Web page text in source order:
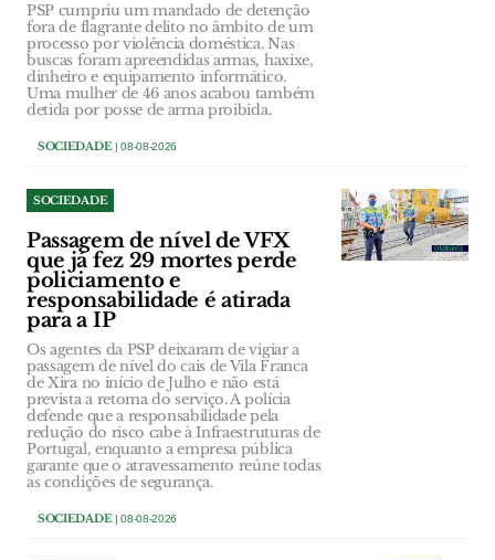
PSP cumpriu um mandado de detenção
fora de flagrante delito no âmbito de um
processo por violência doméstica. Nas
buscas foram apreendidas armas, haxixe,
dinheiro e equipamento informático.
Uma mulher de 46 anos acabou também
detida por posse de arma proibida.
SOCIEDADE| 08-08-2026
SOCIEDADE
Passagem de nível de VFX
que já fez 29 mortes perde
policiamento e
responsabilidade é atirada
para a IP
Os agentes da PSP deixaram de vigiar a
passagem de nível do cais de Vila Franca
de Xira no início de Julho e não está
prevista a retoma do serviço. A polícia
defende que a responsabilidade pela
redução do risco cabe à Infraestruturas de
Portugal, enquanto a empresa pública
garante que o atravessamento reúne todas
as condições de segurança.
SOCIEDADE| 08-08-2026